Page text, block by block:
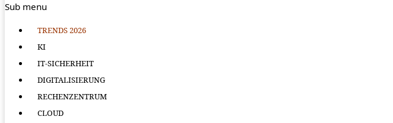
Sub menu
TRENDS 2026
KI
IT-SICHERHEIT
DIGITALISIERUNG
RECHENZENTRUM
CLOUD